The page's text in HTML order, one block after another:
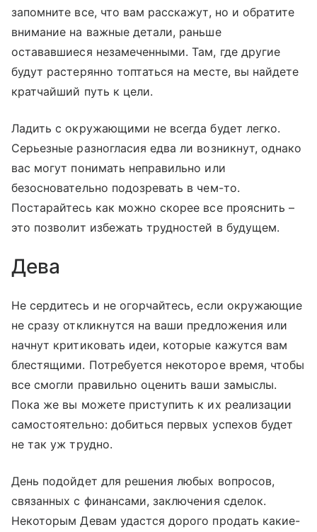
запомните все, что вам расскажут, но и обратите
внимание на важные детали, раньше
остававшиеся незамеченными. Там, где другие
будут растерянно топтаться на месте, вы найдете
кратчайший путь к цели.
Ладить с окружающими не всегда будет легко.
Серьезные разногласия едва ли возникнут, однако
вас могут понимать неправильно или
безосновательно подозревать в чем-то.
Постарайтесь как можно скорее все прояснить –
это позволит избежать трудностей в будущем.
Дева
Не сердитесь и не огорчайтесь, если окружающие
не сразу откликнутся на ваши предложения или
начнут критиковать идеи, которые кажутся вам
блестящими. Потребуется некоторое время, чтобы
все смогли правильно оценить ваши замыслы.
Пока же вы можете приступить к их реализации
самостоятельно: добиться первых успехов будет
не так уж трудно.
День подойдет для решения любых вопросов,
связанных с финансами, заключения сделок.
Некоторым Девам удастся дорого продать какие-